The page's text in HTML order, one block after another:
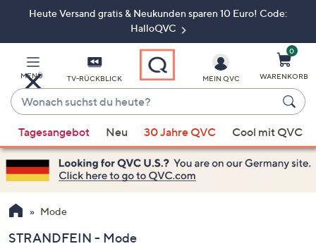
ZumHeute Versand gratis & Neukunden sparen 10 Euro! Code:
HalloQVC
MENÜ TV-RÜCKBLICK
Wonach
suchst
du
heute?
Vorschläge
verfügbar
sind,
verwenden
Sie
Pfeiltasten
MEIN QVC
0
WARENKORB
Tagesangebot Neu 30 Jahre QVC Cool mit QVC
Mode
STRANDFEIN - Mode